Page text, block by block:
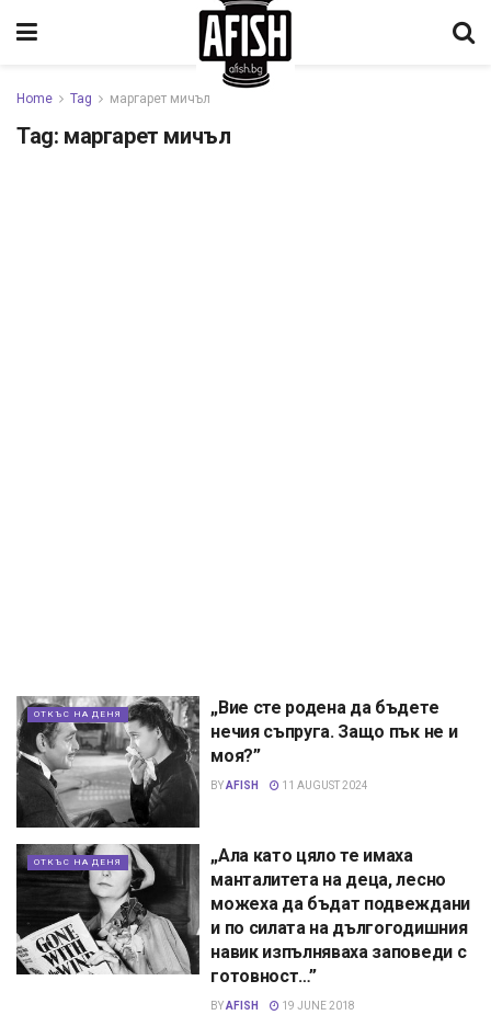
Home Tag маргарет мичъл
Tag: маргарет мичъл
ОТКЪС НА ДЕНЯ
„Вие сте родена да бъдете
нечия съпруга. Защо пък не и
моя?”
BYAFISH 11 AUGUST 2024
ОТКЪС НА ДЕНЯ
„Ала като цяло те имаха
манталитета на деца, лесно
можеха да бъдат подвеждани
и по силата на дългогодишния
навик изпълняваха заповеди с
готовност…”
BYAFISH 19 JUNE 2018